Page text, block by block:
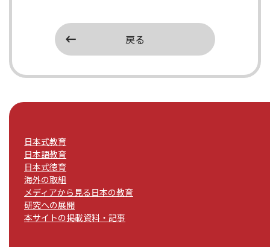
戻る
日本式教育
日本語教育
日本式徳育
海外の取組
メディアから見る日本の教育
研究への展開
本サイトの掲載資料・記事